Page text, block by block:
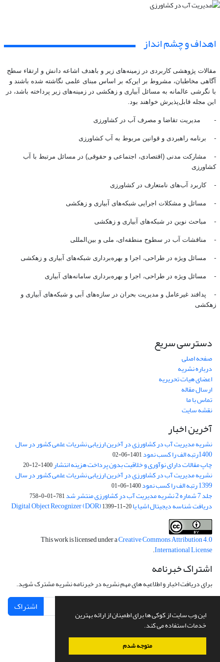
این وب سایت از کوکی ها برای اطمینان از ارائه بهترین
خدمات استفاده می کند.
متوجه شدم
اهداف و چشم انداز
مقالات پژوهشی کاربردی در زمینه‌های زیر و باهدف اشاعه دانش و ارتقاء سطح
آگاهی مخاطبان، مشروط بر این‌که بر اساس مبنای علمی نگاشته شده باشند و
با نگرشی عالمانه به مسائل آبیاری و زهکشی در زمینه‌های زیر پرداخته باشد، در
این مجله قابل‌پذیرش خواهند بود.
- مدیریت تقاضا و مصرف آب در کشاورزی
- برنامه راهبردی و قوانین مربوط به آب کشاورزی
- مشارکت مدنی (اقتصادی، اجتماعی و حقوقی) در مسائل مرتبط با آب
کشاورزی
- کاربرد آب‌های نامتعارف در کشاورزی
- مسائل و مشکلات اجرایی شبکه‌های آبیاری و زهکشی
- مباحث نوین در شبکه‌های آبیاری و زهکشی
- مناقشات آب در سطوح منطقه‌ای، ملی و بین‌المللی
- مسائل ویژه در طراحی، اجرا و بهره‌برداری شبکه‌های آبیاری و زهکشی
- مسائل ویژه در طراحی، اجرا و بهره‌برداری سامانه‌های آبیاری
- پدافند غیرعامل و مدیریت بحران در سازه‌های آبی و شبکه‌های آبیاری و
زهکشی
دسترسی سریع
صفحه اصلی
درباره نشریه
اعضای هیات تحریریه
ارسال مقاله
تماس با ما
نقشه سایت
آخرین اخبار
نشریه مدیریت آب در کشاورزی در آخرین ارزیابی نشریات علمی کشور در سال
1400رتبه الف را کسب نمود 1401-06-02
چاپ مقالات دارای نوآوری و خلاقیت بدون پرداخت هزینه انتشار1400-12-20
نشریه مدیریت آب در کشاورزی در آخرین ارزیابی نشریات علمی کشور در سال
1399 رتبه الف را کسب نمود 1400-06-01
جلد 7 شماره 2 نشریه مدیریت آب در کشاورزی منتشر شد 781-01-0-758
دریافت شناسه دیجیتال اشیا یا Digital Object Recognizer (DOR)1399-11-20
This work is licensed under aCreative Commons Attribution 4.0
International License
.
اشتراک خبرنامه
برای دریافت اخبار و اطلاعیه های مهم نشریه در خبرنامه نشریه مشترک شوید.
اشتراک
سامانه مدیریت نشریات علمی.طراحی و پیاده سازی ازسیناوب